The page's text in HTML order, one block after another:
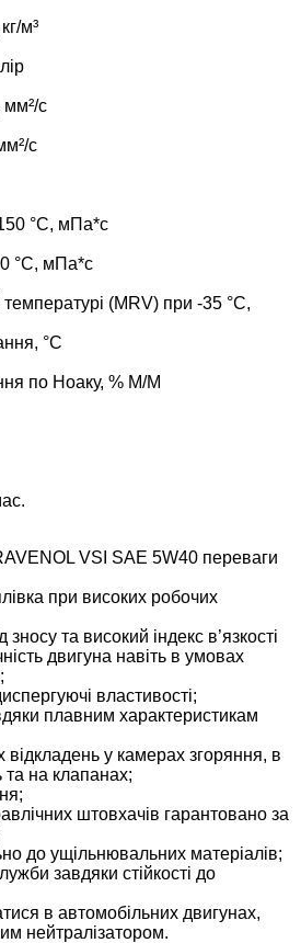
20 °C, кг/м³
Колір
100 °C, мм²/с
при 40 °C, мм²/с
VI
при 150 °C, мПа*с
при -30 °C, мПа*с
температурі (MRV) при -35 °C,
застигання, °С
по Ноаку, % М/М
°С
КОН/г
зола, % мас.
VSI SAE 5W40 переваги
при високих робочих
зносу та високий індекс в’язкості
двигуна навіть в умовах
властивості;
плавним характеристикам
відкладень у камерах згоряння, в
та на клапанах;
штовхачів гарантовано за
до ущільнювальних матеріалів;
завдяки стійкості до
в автомобільних двигунах,
нейтралізатором.